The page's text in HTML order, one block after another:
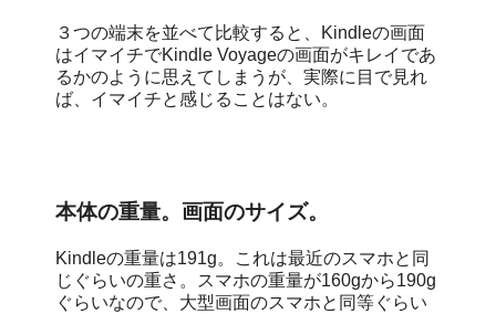
３つの端末を並べて比較すると、Kindleの画面
はイマイチでKindle Voyageの画面がキレイであ
るかのように思えてしまうが、実際に目で見れ
ば、イマイチと感じることはない。
本体の重量。画面のサイズ。
Kindleの重量は191g。これは最近のスマホと同
じぐらいの重さ。スマホの重量が160gから190g
ぐらいなので、大型画面のスマホと同等ぐらい